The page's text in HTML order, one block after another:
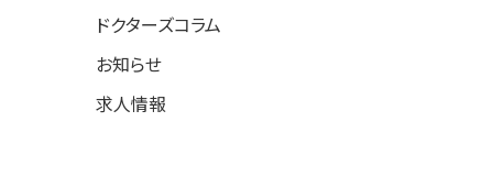
ドクターズコラム
お知らせ
求人情報